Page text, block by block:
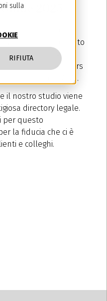
sulla
RIFIUTA
2025
riconosciuto
mercato legale
da Chambers
Europe 2025.
il nostro studio viene
directory legale.
per questo
la fiducia che ci è
e colleghi.